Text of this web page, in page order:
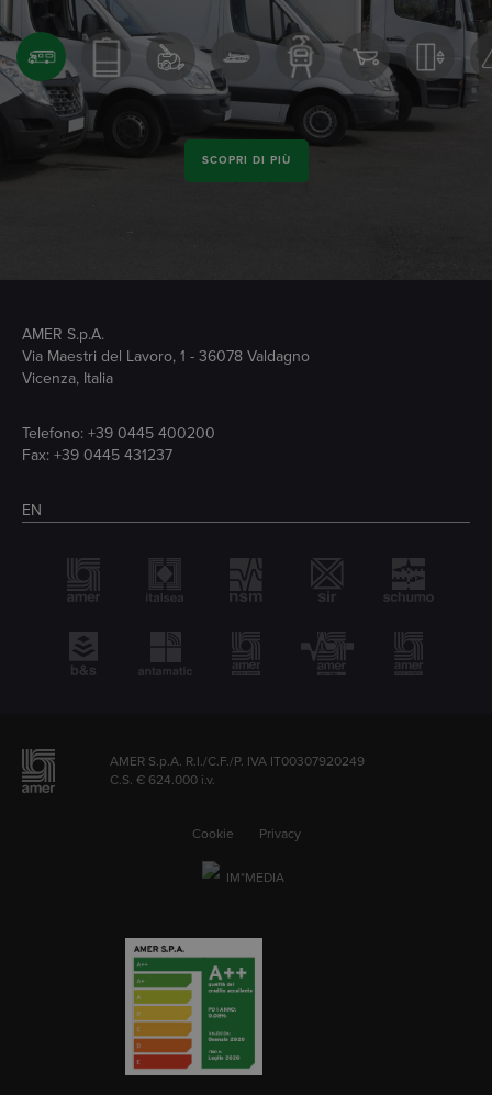
SCOPRI DI PIÙ
AMER S.p.A.
Via Maestri del Lavoro, 1 - 36078 Valdagno
Vicenza, Italia
Telefono: +39 0445 400200
Fax: +39 0445 431237
EN
AMER S.p.A. R.I./C.F./P. IVA IT00307920249
C.S. € 624.000 i.v.
Cookie Privacy